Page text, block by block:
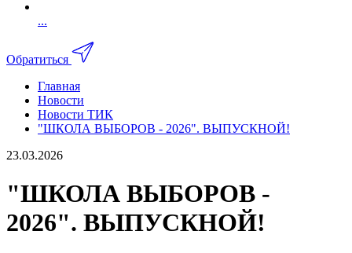
...
Обратиться
Главная
Новости
Новости ТИК
"ШКОЛА ВЫБОРОВ - 2026". ВЫПУСКНОЙ!
23.03.2026
"ШКОЛА ВЫБОРОВ -
2026". ВЫПУСКНОЙ!